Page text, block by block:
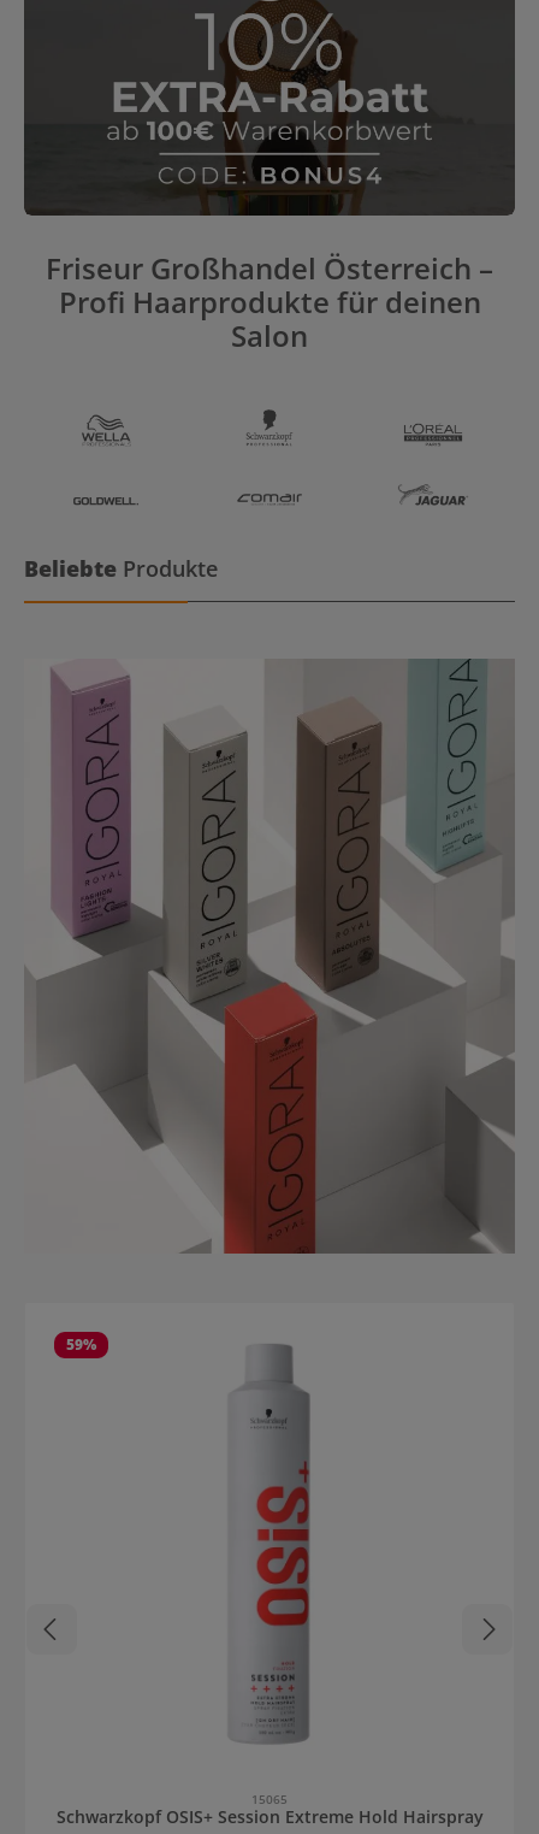
Friseur Großhandel Österreich –
Profi Haarprodukte für deinen
Salon
Beliebte Produkte
Mehr erfahren
59%
15065
Schwarzkopf OSIS+ Session Extreme Hold Hairspray